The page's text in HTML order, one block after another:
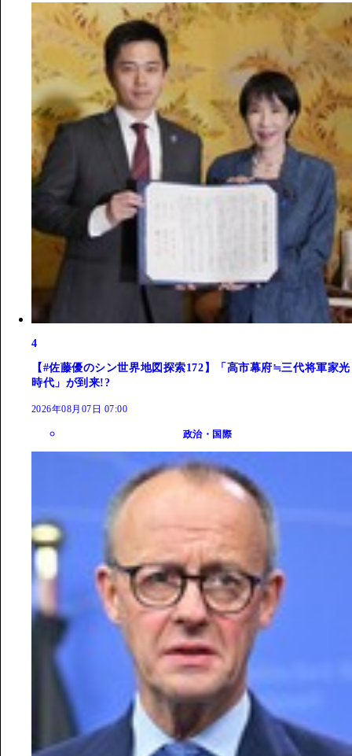
4
【#佐藤優のシン世界地図探索172】「高市幕府≒三代将軍家光
時代」が到来!?
2026年08月07日 07:00
政治・国際